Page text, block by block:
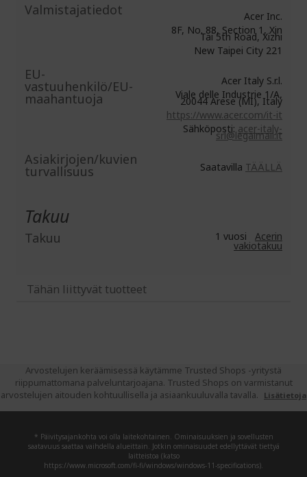
Valmistajatiedot
Acer Inc.
8F, No. 88, Section 1, Xin
Tai 5th Road, Xizhi
New Taipei City 221
EU-
vastuuhenkilö/EU-
maahantuoja
Acer Italy S.r.l.
Viale delle Industrie 1/A,
20044 Arese (MI), Italy
https://www.acer.com/it-it
Sähköposti:acer-italy-
srl@legalmail.it
Asiakirjojen/kuvien
turvallisuus Saatavilla TÄÄLLÄ
Takuu
Takuu 1 vuosi Acerin
vakiotakuu
Tähän liittyvät tuotteet
Arvostelujen keräämisessä käytämme Trusted Shops -yritystä
riippumattomana palveluntarjoajana. Trusted Shops on varmistanut
arvostelujen aitouden kohtuullisella ja asiaankuuluvalla tavalla.
Lisätietoja
* Päivitysajankohta voi olla laitekohtainen. Ominaisuuksien ja sovellusten
saatavuus saattaa vaihdella alueittain. Jotkin ominaisuudet edellyttävät tiettyä
laitteistoa (katso
https://www.microsoft.com/fi-fi/windows/windows-11-specifications).